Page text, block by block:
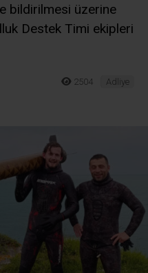
bildirilmesi üzerine
Destek Timi ekipleri
2504 Adliye